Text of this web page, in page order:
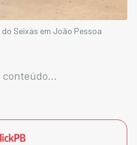
Seixas em João Pessoa
conteúdo...